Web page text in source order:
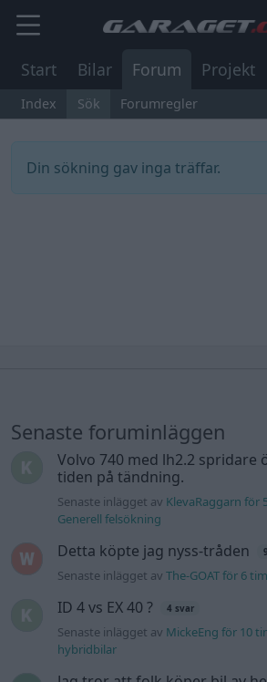
Start Bilar Forum Projekt
Index Sök Forumregler
Din sökning gav inga träffar.
Senaste foruminläggen
Volvo 740 med lh2.2 spridare
tiden på tändning.
Senaste inlägget av KlevaRaggarn för
Generell felsökning
Detta köpte jag nyss-tråden
Senaste inlägget avThe-GOAT för 6
ID 4 vs EX 40 ? 4 svar
Senaste inlägget av MickeEng för 10
hybridbilar